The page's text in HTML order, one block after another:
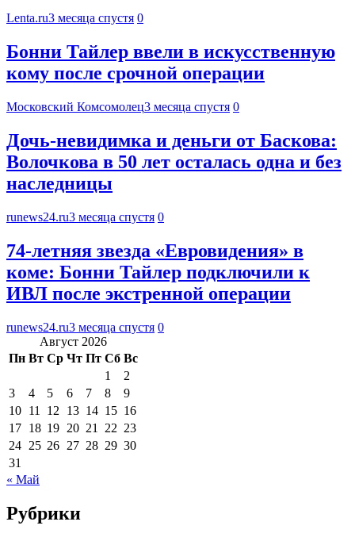
Lenta.ru3 месяца спустя 0
Бонни Тайлер ввели в искусственную
кому после срочной операции
Московский Комсомолец3 месяца спустя 0
Дочь-невидимка и деньги от Баскова:
Волочкова в 50 лет осталась одна и без
наследницы
runews24.ru3 месяца спустя 0
74-летняя звезда «Евровидения» в
коме: Бонни Тайлер подключили к
ИВЛ после экстренной операции
runews24.ru3 месяца спустя 0
Август 2026
Пн Вт Ср Чт Пт Сб Вс
1
2
3
4 5 6 7 8
9
10 11 12 13 14 15 16
17 18 19 20 21 22 23
24 25 26 27 28 29 30
31
« Май
Рубрики